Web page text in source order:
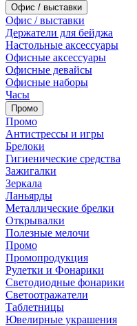
Офис / выставки
Офис / выставки
Держатели для бейджа
Настольные аксессуары
Офисные аксессуары
Офисные девайсы
Офисные наборы
Часы
Промо
Промо
Антистрессы и игры
Брелоки
Гигиенические средства
Зажигалки
Зеркала
Ланьярды
Металлические брелки
Открывалки
Полезные мелочи
Промо
Промопродукция
Рулетки и Фонарики
Светодиодные фонарики
Светоотражатели
Таблетницы
Ювелирные украшения